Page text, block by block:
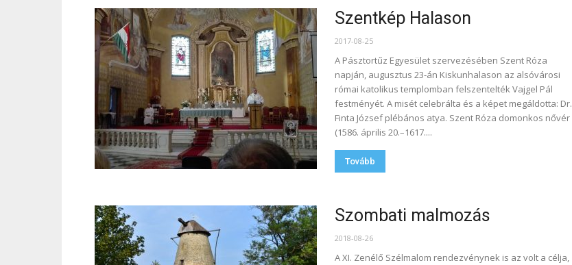
Szentkép Halason
2017-08-25
A Pásztortűz Egyesület szervezésében Szent Róza
napján, augusztus 23-án Kiskunhalason az alsóvárosi
római katolikus templomban felszentelték Vajgel Pál
festményét. A misét celebrálta és a képet megáldotta: Dr.
Finta József plébános atya. Szent Róza domonkos nővér
(1586. április 20.–1617....
Tovább
Szombati malmozás
2018-08-26
A XI. Zenélő Szélmalom rendezvénynek is az volt a célja,